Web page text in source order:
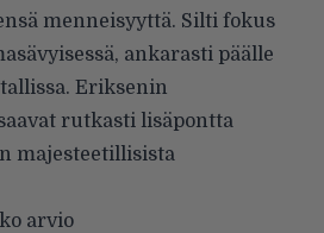
menneisyyttä. Silti fokus
ankarasti päälle
Eriksenin
rutkasti lisäpontta
majesteetillisista
arvio